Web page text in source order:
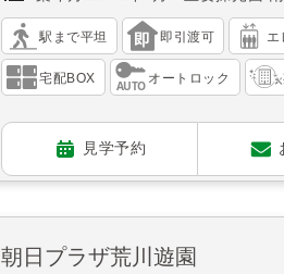
駅まで平坦 即引渡可 エ
宅配BOX オートロック
見学予約
朝日プラザ荒川遊園